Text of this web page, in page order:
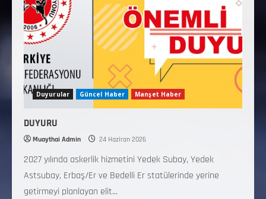
Duyurular Güncel Haber Manşet Haber
DUYURU
Muaythai Admin 24 Haziran 2026
2027 yılında askerlik hizmetini Yedek Subay, Yedek
Astsubay, Erbaş/Er ve Bedelli Er statülerinde yerine
getirmeyi planlayan elit...